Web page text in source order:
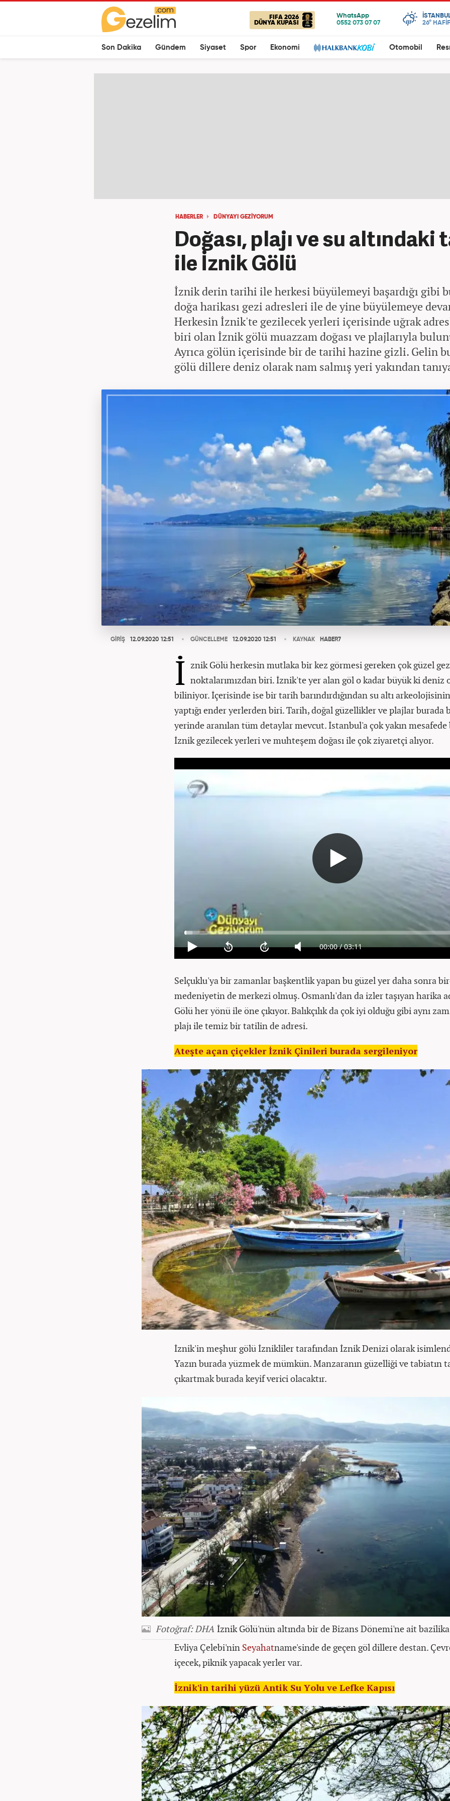
FIFA 2026
DÜNYA KUPASI
26°
Son Dakika Gündem Siyaset Spor Ekonomi Otomobil
HABERLER DÜNYAYI GEZIYORUM
Doğası, plajı ve su altındaki
ile İznik Gölü
İznik derin tarihi ile herkesi büyülemeyi başardığı gibi
doğa harikası gezi adresleri ile de yine büyülemeye
Herkesin İznik'te gezilecek yerleri içerisinde uğrak
biri olan İznik gölü muazzam doğası ve plajlarıyla
Ayrıca gölün içerisinde bir de tarihi hazine gizli. Gelin
gölü dillere deniz olarak nam salmış yeri yakından
GİRİŞ 12.09.2020 12:51 GÜNCELLEME 12.09.2020 12:51 KAYNAK HABER7
İ znik Gölü herkesin mutlaka bir kez görmesi gereken çok güzel
noktalarımızdan biri. İznik'te yer alan göl o kadar büyük ki deniz
biliniyor. İçerisinde ise bir tarih barındırdığından su altı
yaptığı ender yerlerden biri. Tarih, doğal güzellikler ve plajlar burada
yerinde aranılan tüm detaylar mevcut. İstanbul'a çok yakın
İznik gezilecek yerleri ve muhteşem doğası ile çok ziyaretçi alıyor.
Selçuklu'ya bir zamanlar başkentlik yapan bu güzel yer daha sonra
medeniyetin de merkezi olmuş. Osmanlı'dan da izler taşıyan harika
Gölü her yönü ile öne çıkıyor. Balıkçılık da çok iyi olduğu gibi aynı
plajı ile temiz bir tatilin de adresi.
Ateşte açan çiçekler İznik Çinileri burada sergileniyor
İznik'in meşhur gölü İznikliler tarafından İznik Denizi olarak
Yazın burada yüzmek de mümkün. Manzaranın güzelliği ve tabiatın
çıkartmak burada keyif verici olacaktır.
Fotoğraf: DHA İznik Gölü'nün altında bir de Bizans Dönemi'ne ait
Evliya Çelebi'nin Seyahatname'sinde de geçen göl dillere destan.
içecek, piknik yapacak yerler var.
İznik'in tarihi yüzü Antik Su Yolu ve Lefke Kapısı